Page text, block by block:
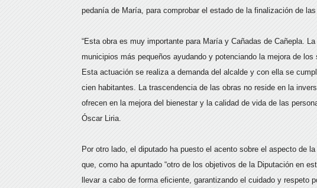
pedanía de María, para comprobar el estado de la finalización de
“Esta obra es muy importante para María y Cañadas de Cañepla.
municipios más pequeños ayudando y potenciando la mejora de
Esta actuación se realiza a demanda del alcalde y con ella se
cien habitantes. La trascendencia de las obras no reside en la
ofrecen en la mejora del bienestar y la calidad de vida de las
Óscar Liria.
Por otro lado, el diputado ha puesto el acento sobre el aspecto de
que, como ha apuntado “otro de los objetivos de la Diputación en
llevar a cabo de forma eficiente, garantizando el cuidado y respeto